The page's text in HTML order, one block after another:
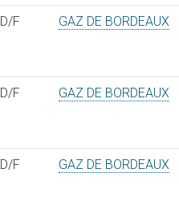
D/F GAZ DE BORDEAUX
D/F GAZ DE BORDEAUX
D/F GAZ DE BORDEAUX